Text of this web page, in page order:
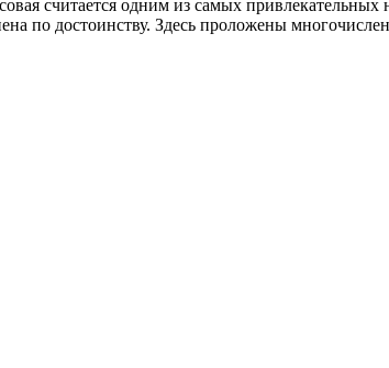
считается одним из самых привлекательных
по достоинству. Здесь проложены